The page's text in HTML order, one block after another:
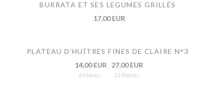
BURRATA ET SES LEGUMES GRILLÉS
17,00 EUR
PLATEAU D’HUÎTRES FINES DE CLAIRE N°3
14,00 EUR
6 Pièces .
27,00 EUR
12 Pièces.